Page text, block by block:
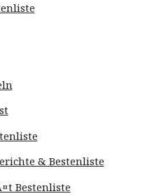
& Bestenliste
Bestenliste